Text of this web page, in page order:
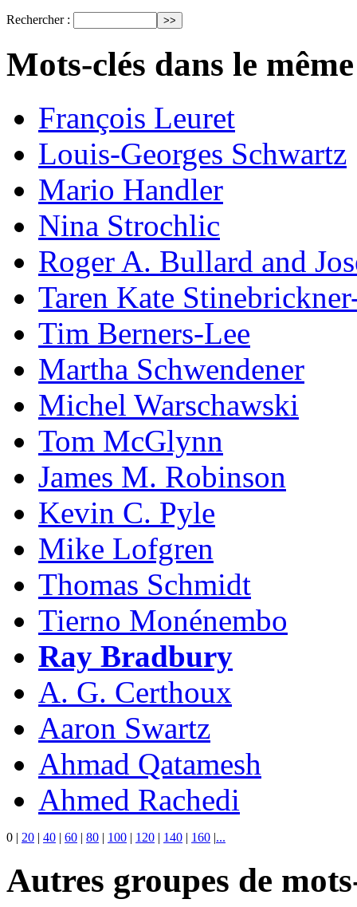
Rechercher :
Mots-clés dans le
François Leuret
Louis-Georges Schwartz
Mario Handler
Nina Strochlic
Roger A. Bullard and
Taren Kate
Tim Berners-Lee
Martha Schwendener
Michel Warschawski
Tom McGlynn
James M. Robinson
Kevin C. Pyle
Mike Lofgren
Thomas Schmidt
Tierno Monénembo
Ray Bradbury
A. G. Certhoux
Aaron Swartz
Ahmad Qatamesh
Ahmed Rachedi
0 | 20 | 40 | 60 | 80 | 100 | 120 | 140 | 160 |...
Autres groupes de